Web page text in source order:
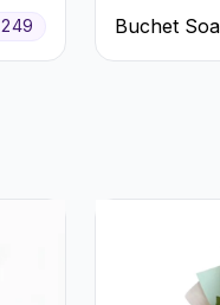
249
Buchet
cu